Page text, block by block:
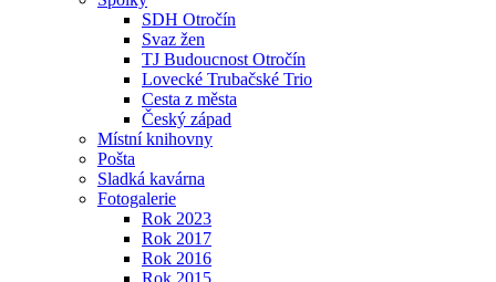
SDH Otročín
Svaz žen
TJ Budoucnost Otročín
Lovecké Trubačské Trio
Cesta z města
Český západ
Místní knihovny
Pošta
Sladká kavárna
Fotogalerie
Rok 2023
Rok 2017
Rok 2016
Rok 2015